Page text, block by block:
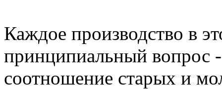
Каждое производство в
принципиальный вопрос
соотношение старых и